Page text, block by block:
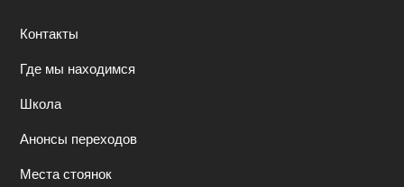
Контакты
Где мы находимся
Школа
Анонсы переходов
Места стоянок